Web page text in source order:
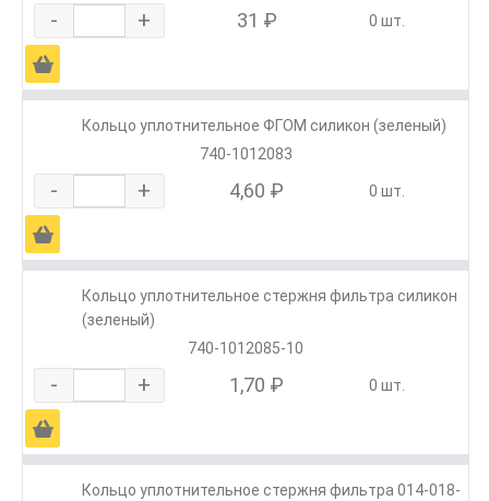
- + 31 ₽ 0 шт.
Ä
Кольцо уплотнительное ФГОМ силикон (зеленый)
740-1012083
- + 4,60 ₽ 0 шт.
Ä
Кольцо уплотнительное стержня фильтра силикон
(зеленый)
740-1012085-10
- + 1,70 ₽ 0 шт.
Ä
Кольцо уплотнительное стержня фильтра 014-018-